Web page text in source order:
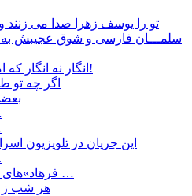
تو را یوسف زهرا صدا می زنند
سلمـــان فارسی و شوق عجیبش به
انگار نه انگار که امام زمانشان غایب است!
اگر چه تو
این جریان در تلویزیون
صهیونیستها منعکس شد.
«فرهاد»های کینه پَرَستِ پُر از فریب …
هر شب ز